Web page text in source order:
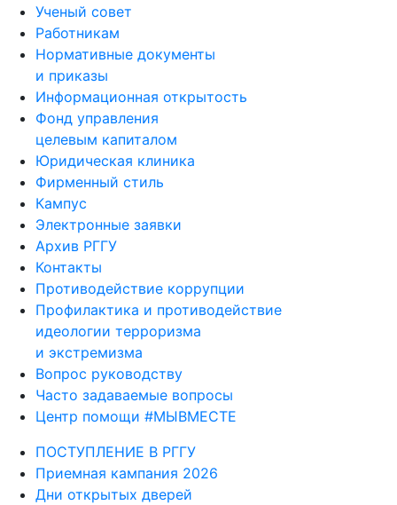
Ученый совет
Работникам
Нормативные документы
и приказы
Информационная открытость
Фонд управления
целевым капиталом
Юридическая клиника
Фирменный стиль
Кампус
Электронные заявки
Архив РГГУ
Контакты
Противодействие коррупции
Профилактика и противодействие
идеологии терроризма
и экстремизма
Вопрос руководству
Часто задаваемые вопросы
Центр помощи #МЫВМЕСТЕ
ПОСТУПЛЕНИЕ В РГГУ
Приемная кампания 2026
Дни открытых дверей